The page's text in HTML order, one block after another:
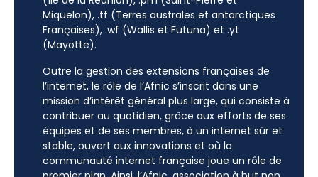
Miquelon), .tf (Terres australes et antarctiques
Françaises), .wf (Wallis et Futuna) et .yt
(Mayotte).
Outre la gestion des extensions françaises de
l’internet, le rôle de l’Afnic s’inscrit dans une
mission d’intérêt général plus large, qui consiste à
contribuer au quotidien, grâce aux efforts de ses
équipes et de ses membres, à un internet sûr et
stable, ouvert aux innovations et où la
communauté internet française joue un rôle de